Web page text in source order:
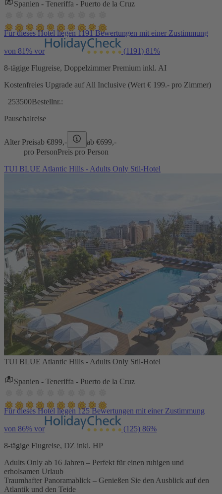
Spanien - Teneriffa - Puerto de la Cruz
Für dieses Hotel liegen 1191 Bewertungen mit einer Zustimmung
von 81% vor (1191) 81%
8-tägige Flugreise, Doppelzimmer Premium inkl. AI
Kostenfreies Upgrade auf All Inclusive (Wert € 199.- pro Zimmer)
253500Bestellnr.:
Pauschalreise
Alter Preisab €899,- ab €699,-
pro PersonPreis pro Person
TUI BLUE Atlantic Hills - Adults Only Stil-Hotel
TUI BLUE Atlantic Hills - Adults Only Stil-Hotel
Spanien - Teneriffa - Puerto de la Cruz
Für dieses Hotel liegen 125 Bewertungen mit einer Zustimmung
von 86% vor (125) 86%
8-tägige Flugreise, DZ inkl. HP
Adults Only ab 16 Jahren – Perfekt für einen ruhigen und
erholsamen Urlaub
Traumhafter Panoramablick – Genießen Sie den Ausblick auf den
Atlantik und den Teide